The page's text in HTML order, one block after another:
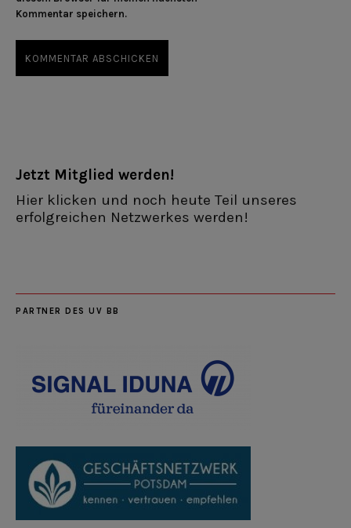
Kommentar speichern.
Jetzt Mitglied werden!
Hier klicken und noch heute Teil unseres
erfolgreichen Netzwerkes werden!
PARTNER DES UV BB